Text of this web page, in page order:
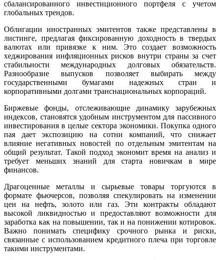
сбалансированного инвестиционного портфеля с учетом
глобальных трендов.
Облигации иностранных эмитентов также представлены в
листинге, предлагая фиксированную доходность в твердых
валютах или привязке к ним. Это создает возможность
хеджирования инфляционных рисков внутри страны за счет
стабильности международных долговых обязательств.
Разнообразие выпусков позволяет выбирать между
государственными бумагами надежных стран и
корпоративными долгами транснациональных корпораций.
Биржевые фонды, отслеживающие динамику зарубежных
индексов, становятся удобным инструментом для пассивного
инвестирования в целые сектора экономики. Покупка одного
пая дает экспозицию на сотни компаний, что снижает
влияние негативных новостей по отдельным эмитентам на
общий результат. Такой подход экономит время на анализ и
требует меньших знаний для старта новичкам в мире
финансов.
Драгоценные металлы и сырьевые товары торгуются в
формате фьючерсов, позволяя спекулировать на изменении
цен на нефть, золото или газ. Эти контракты обладают
высокой ликвидностью и предоставляют возможности для
заработка как на повышении, так и на понижении котировок.
Важно понимать специфику срочного рынка и риски,
связанные с использованием кредитного плеча при торговле
такими инструментами.